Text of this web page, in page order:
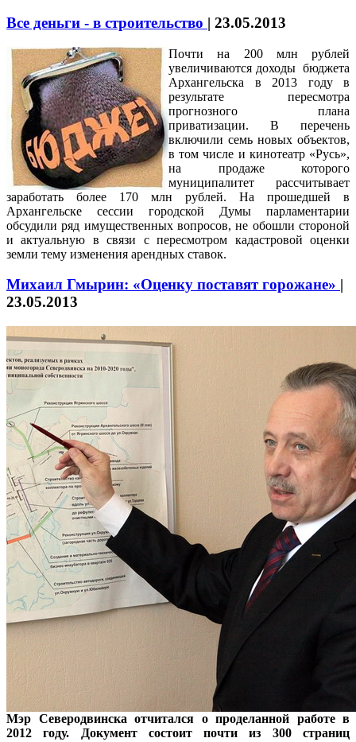
Все деньги - в строительство | 23.05.2013
Почти на 200 млн рублей
увеличиваются доходы бюджета
Архангельска в 2013 году в
результате пересмотра
прогнозного плана
приватизации. В перечень
включили семь новых объектов,
в том числе и кинотеатр «Русь»,
на продаже которого
муниципалитет рассчитывает
заработать более 170 млн рублей. На прошедшей в
Архангельске сессии городской Думы парламентарии
обсудили ряд имущественных вопросов, не обошли стороной
и актуальную в связи с пересмотром кадастровой оценки
земли тему изменения арендных ставок.
Михаил Гмырин: «Оценку поставят горожане» |
23.05.2013
Мэр Северодвинска отчитался о проделанной работе в
2012 году. Документ состоит почти из 300 страниц